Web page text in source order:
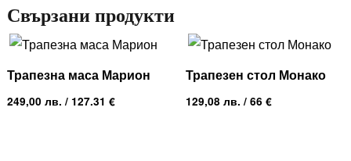
Свързани продукти
Трапезна маса Марион
249,00 лв. / 127.31 €
Трапезен стол Монако
129,08лв. / 66 €